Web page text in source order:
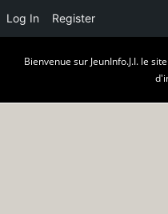
Log In Register
Bienvenue sur JeunInfo.J.I. le